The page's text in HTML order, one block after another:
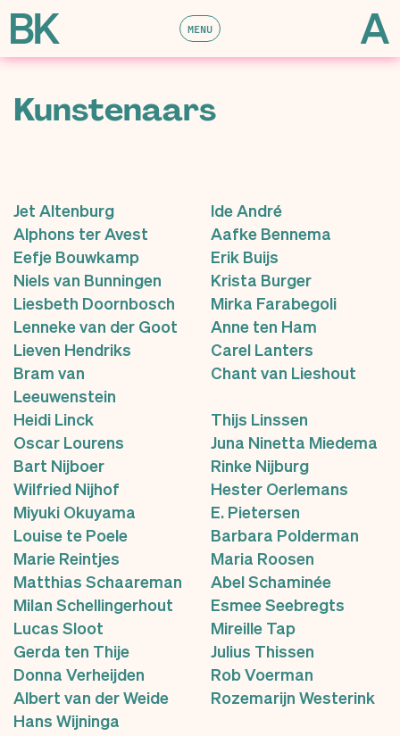
MENU
Kunstenaars
Jet Altenburg
Ide André
Alphons ter Avest
Aafke Bennema
Eefje Bouwkamp
Erik Buijs
Niels van Bunningen
Krista Burger
Liesbeth Doornbosch
Mirka Farabegoli
Lenneke van der Goot
Anne ten Ham
Lieven Hendriks
Carel Lanters
Bram van
Leeuwenstein
Chant van Lieshout
Heidi Linck
Thijs Linssen
Oscar Lourens
Juna Ninetta Miedema
Bart Nijboer
Rinke Nijburg
Wilfried Nijhof
Hester Oerlemans
Miyuki Okuyama
E. Pietersen
Louise te Poele
Barbara Polderman
Marie Reintjes
Maria Roosen
Matthias Schaareman
Abel Schaminée
Milan Schellingerhout
Esmee Seebregts
Lucas Sloot
Mireille Tap
Gerda ten Thije
Julius Thissen
Donna Verheijden
Rob Voerman
Albert van der Weide
Rozemarijn Westerink
Hans Wijninga